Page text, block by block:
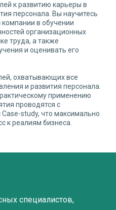
к развитию карьеры в
персонала. Вы научитесь
в обучении
организационных
труда, а также
и оценивать его
охватывающих все
и развития персонала.
применению
проводятся с
study, что максимально
к реалиям бизнеса.
специалистов,